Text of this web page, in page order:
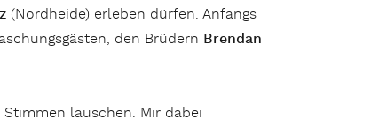
(Nordheide) erleben dürfen. Anfangs
den Brüdern Brendan
lauschen. Mir dabei